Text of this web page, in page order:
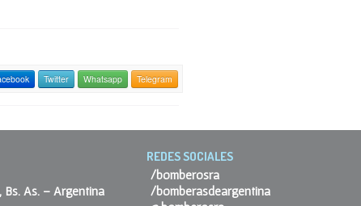
Twitter Whatsapp Telegram
Bs. As. – Argentina
REDES SOCIALES
/bomberosra
/bomberasdeargentina